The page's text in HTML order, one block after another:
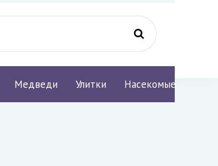
Медведи Улитки Насекомые